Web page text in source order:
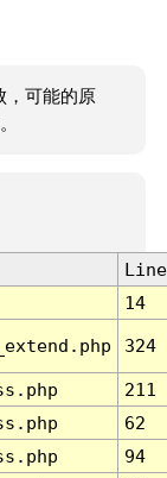
，可能的原
Line
14
324
211
62
94